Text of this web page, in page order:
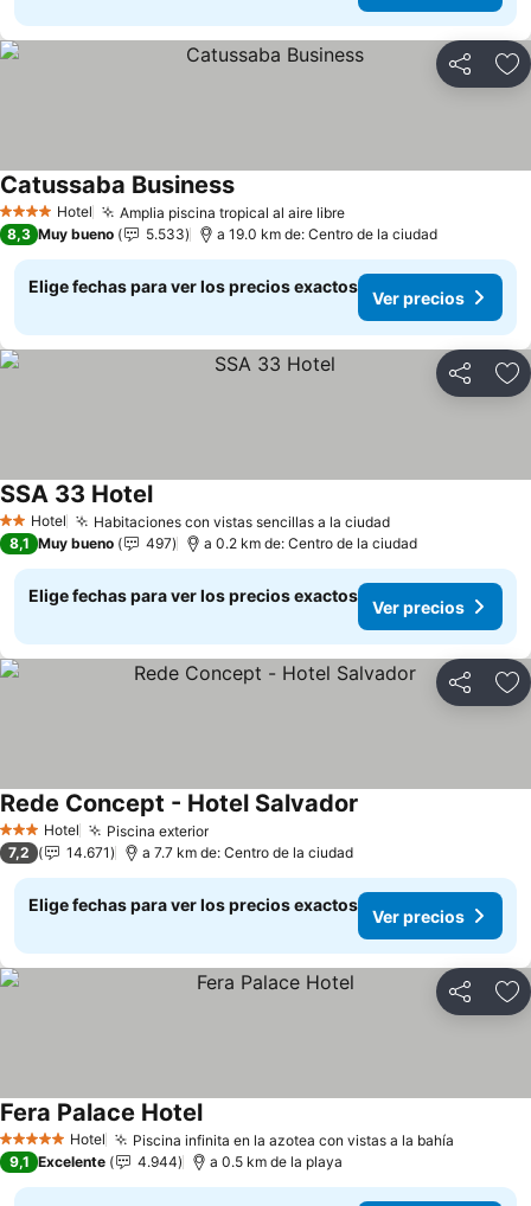
Compartir
4 EstrellasHotel Amplia piscina tropical al aire libreVer precios
Catussaba BusinessVer precios
8,3 Muy bueno 5.533 a 19.0 km de: Centro de la ciudad
Elige fechas para ver los precios exactos
Ver precios
Compartir
2 Estrellas
Hotel Habitaciones con vistas sencillas a la ciudadVer precios
SSA 33 HotelVer precios
8,1 Muy bueno 497 a 0.2 km de: Centro de la ciudad
Elige fechas para ver los precios exactos
Ver precios
Compartir
3 Estrellas
Hotel Piscina exteriorVer precios
Rede Concept - Hotel Salvador
7,2 14.671 a 7.7 km de: Centro de la ciudad
Elige fechas para ver los precios exactos
Ver precios
Compartir
5 Estrellas Hotel Piscina infinita en la azotea con vistas a la bahía
Fera Palace HotelVer precios
9,1 Excelente 4.944 a 0.5 km de la playa